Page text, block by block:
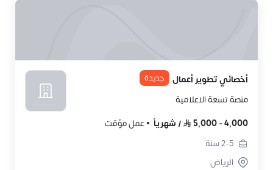
أخصائي تطوير أعمال جديدة
منصة تسعة الاعلامية
4,000
-
5,000
/ شهرياً
عمل مؤقت
2-5سنة
الرياض